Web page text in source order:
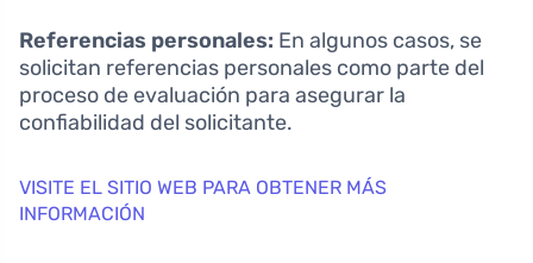
Referencias personales: En algunos casos, se
solicitan referencias personales como parte del
proceso de evaluación para asegurar la
confiabilidad del solicitante.
VISITE EL SITIO WEB PARA OBTENER MÁS
INFORMACIÓN